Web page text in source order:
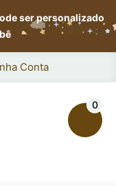
ser personalizado
Conta
0